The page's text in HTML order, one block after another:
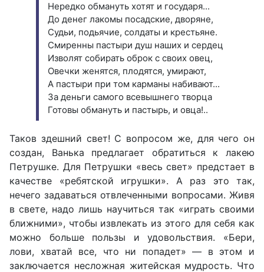
Нередко обмануть хотят и государя...
До денег лакомы посадские, дворяне,
Судьи, подьячие, солдаты и крестьяне.
Смиренны пастыри душ наших и сердец
Изволят собирать оброк с своих овец,
Овечки женятся, плодятся, умирают,
А пастыри при том карманы набивают...
За деньги самого всевышнего творца
Готовы обмануть и пастырь, и овца!..
Таков здешний свет! С вопросом же, для чего он
создан, Ванька предлагает обратиться к лакею
Петрушке. Для Петрушки «весь свет» предстает в
качестве «ребятской игрушки». А раз это так,
нечего задаваться отвлеченными вопросами. Живя
в свете, надо лишь научиться так «играть своими
ближними», чтобы извлекать из этого для себя как
можно больше пользы и удовольствия. «Бери,
лови, хватай все, что ни попадет» — в этом и
заключается несложная житейская мудрость. Что